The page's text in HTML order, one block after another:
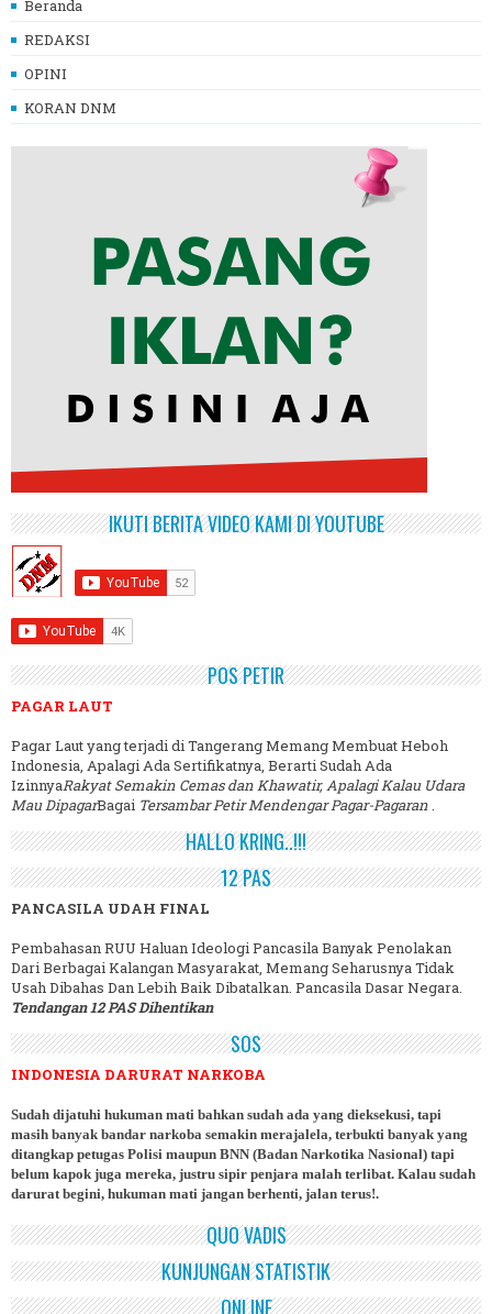
Beranda
REDAKSI
OPINI
KORAN DNM
IKUTI BERITA VIDEO KAMI DI YOUTUBE
POS PETIR
PAGAR LAUT
Pagar Laut yang terjadi di Tangerang Memang Membuat Heboh
Indonesia, Apalagi Ada Sertifikatnya, Berarti Sudah Ada
IzinnyaRakyat Semakin Cemas dan Khawatir, Apalagi Kalau Udara
Mau DipagarBagai Tersambar Petir Mendengar Pagar-Pagaran.
HALLO KRING..!!!
12 PAS
PANCASILA UDAH FINAL
Pembahasan RUU Haluan Ideologi Pancasila Banyak Penolakan
Dari Berbagai Kalangan Masyarakat, Memang Seharusnya Tidak
Usah Dibahas Dan Lebih Baik Dibatalkan. Pancasila Dasar Negara.
Tendangan 12 PAS Dihentikan
SOS
INDONESIA DARURAT NARKOBA
Sudah dijatuhi hukuman mati bahkan sudah ada yang dieksekusi, tapi
masih banyak bandar narkoba semakin merajalela, terbukti banyak yang
ditangkap petugas Polisi maupun BNN (Badan Narkotika Nasional) tapi
belum kapok juga mereka, justru sipir penjara malah terlibat. Kalau sudah
darurat begini, hukuman mati jangan berhenti, jalan terus!.
QUO VADIS
KUNJUNGAN STATISTIK
ONLINE